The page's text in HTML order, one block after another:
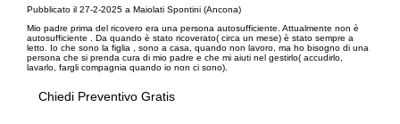
Pubblicato il 27-2-2025 a Maiolati Spontini (Ancona)
Mio padre prima del ricovero era una persona autosufficiente. Attualmente non è
autosufficiente . Da quando è stato ricoverato( circa un mese) è stato sempre a
letto. Io che sono la figlia , sono a casa, quando non lavoro, ma ho bisogno di una
persona che si prenda cura di mio padre e che mi aiuti nel gestirlo( accudirlo,
lavarlo, fargli compagnia quando io non ci sono).
Chiedi Preventivo Gratis